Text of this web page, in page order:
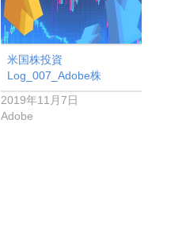
米国株投資
Log_007_Adobe株
2019年11月7日
Adobe